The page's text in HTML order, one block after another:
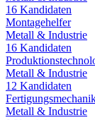
16 Kandidaten
Montagehelfer
Metall & Industrie
16 Kandidaten
Metall & Industrie
12 Kandidaten
Metall & Industrie